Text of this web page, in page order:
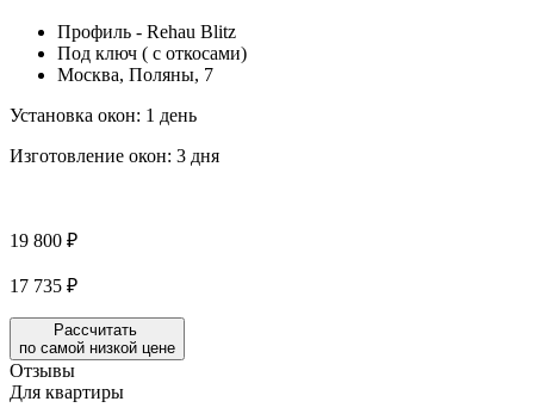
Профиль - Rehau Blitz
Под ключ ( с откосами)
Москва, Поляны, 7
Установка окон: 1 день
Изготовление окон: 3 дня
19 800 ₽
17 735 ₽
Рассчитать
по самой низкой цене
Отзывы
Для квартиры